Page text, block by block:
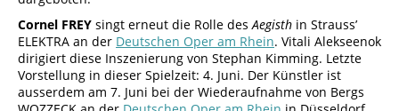
Cornel FREY singt erneut die Rolle desAegisth in Strauss’
ELEKTRA an der Deutschen Oper am Rhein. Vitali Alekseenok
dirigiert diese Inszenierung von Stephan Kimming. Letzte
Vorstellung in dieser Spielzeit: 4. Juni. Der Künstler ist
ausserdem am 7. Juni bei der Wiederaufnahme von Bergs